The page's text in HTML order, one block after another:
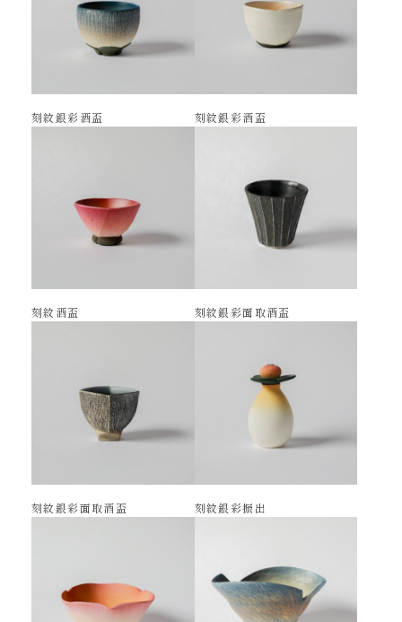
刻紋銀彩酒盃 刻紋銀彩酒盃
刻紋酒盃 刻紋銀彩面取酒盃
刻紋銀彩面取酒盃 刻紋銀彩振出